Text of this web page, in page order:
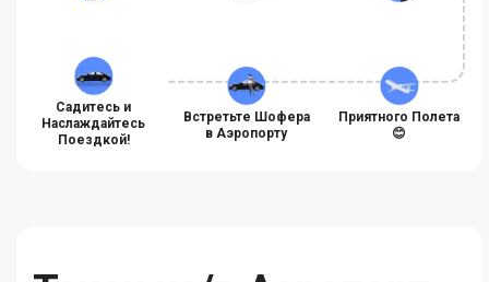
Садитесь и
Наслаждайтесь
Поездкой!
Встретьте Шофера
в Аэропорту
Приятного Полета
😊